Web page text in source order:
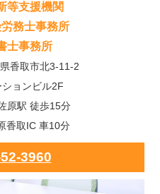
等支援機関
務士事務所
士事務所
香取市北3-11-2
ョンビル2F
原駅 徒歩15分
香取IC 車10分
3960